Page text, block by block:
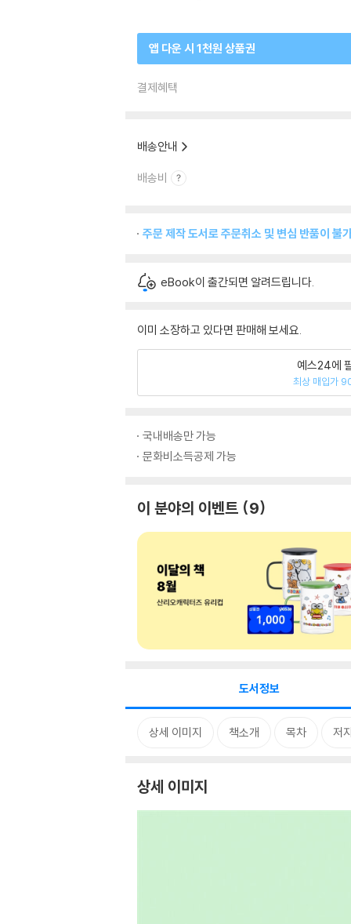
앱 다운 시 1천원 상품권
결제혜택
배송안내
배송비
주문 제작 도서로 주문취소 및 변심 반품이
eBook이 출간되면 알려드립니다.
이미 소장하고 있다면 판매해 보세요.
예스24에
최상 매입가
국내배송만 가능
문화비소득공제 가능
이 분야의 이벤트 9
도서정보
상세 이미지 책소개 목차 저
상세 이미지